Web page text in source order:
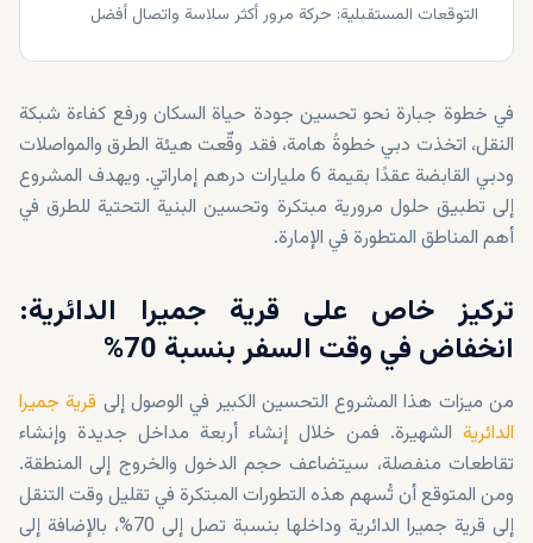
التوقعات المستقبلية: حركة مرور أكثر سلاسة واتصال أفضل
في خطوة جبارة نحو تحسين جودة حياة السكان ورفع كفاءة شبكة
النقل، اتخذت دبي خطوةً هامة، فقد وقّعت هيئة الطرق والمواصلات
ودبي القابضة عقدًا بقيمة 6 مليارات درهم إماراتي. ويهدف المشروع
إلى تطبيق حلول مرورية مبتكرة وتحسين البنية التحتية للطرق في
أهم المناطق المتطورة في الإمارة.
تركيز خاص على قرية جميرا الدائرية:
انخفاض في وقت السفر بنسبة 70%
من ميزات هذا المشروع التحسين الكبير في الوصول إلى قرية جميرا
الدائرية الشهيرة. فمن خلال إنشاء أربعة مداخل جديدة وإنشاء
تقاطعات منفصلة، سيتضاعف حجم الدخول والخروج إلى المنطقة.
ومن المتوقع أن تُسهم هذه التطورات المبتكرة في تقليل وقت التنقل
إلى قرية جميرا الدائرية وداخلها بنسبة تصل إلى 70%، بالإضافة إلى